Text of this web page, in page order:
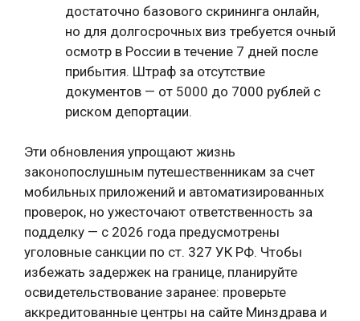
достаточно базового скрининга онлайн,
но для долгосрочных виз требуется очный
осмотр в России в течение 7 дней после
прибытия. Штраф за отсутствие
документов — от 5000 до 7000 рублей с
риском депортации.
Эти обновления упрощают жизнь
законопослушным путешественникам за счет
мобильных приложений и автоматизированных
проверок, но ужесточают ответственность за
подделку — с 2026 года предусмотрены
уголовные санкции по ст. 327 УК РФ. Чтобы
избежать задержек на границе, планируйте
освидетельствование заранее: проверьте
аккредитованные центры на сайте Минздрава и